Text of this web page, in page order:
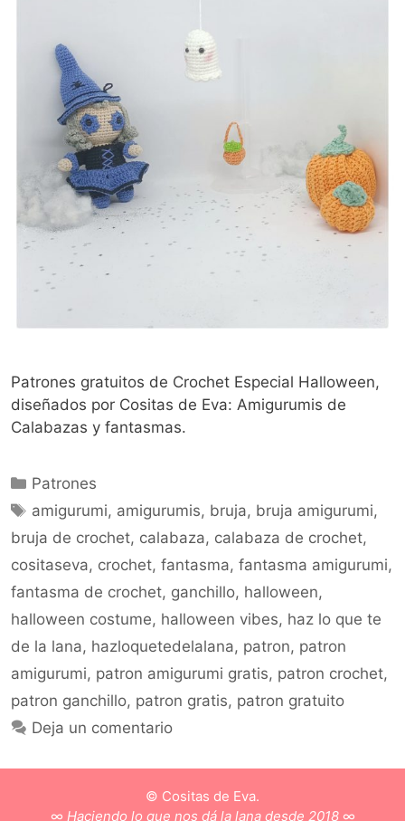
Patrones gratuitos de Crochet Especial Halloween,
diseñados por Cositas de Eva: Amigurumis de
Calabazas y fantasmas.
Patrones
amigurumi, amigurumis, bruja, bruja amigurumi,
bruja de crochet, calabaza, calabaza de crochet,
cositaseva, crochet, fantasma, fantasma amigurumi,
fantasma de crochet, ganchillo, halloween,
halloween costume, halloween vibes, haz lo que te
de la lana, hazloquetedelalana, patron, patron
amigurumi, patron amigurumi gratis, patron crochet,
patron ganchillo, patron gratis, patron gratuito
Deja un comentario
© Cositas de Eva.
∞ Haciendo lo que nos dá la lana desde 2018∞